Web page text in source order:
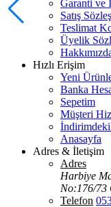
Garanti ve
Satış
Teslimat
Üyelik
Hızlı Erişim
Yeni
Banka
Sepetim
Müşteri
Anasayfa
Adres & İletişim
Adres
Harbiye
No:176/73
Telefon